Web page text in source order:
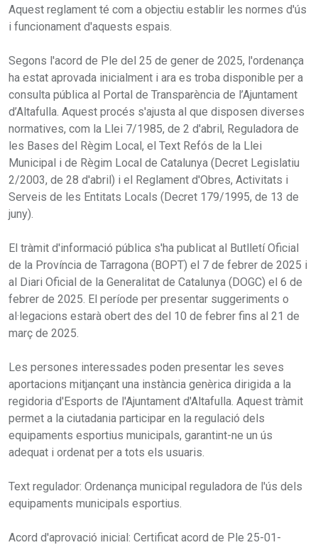
Aquest reglament té com a objectiu establir les normes d'ús
i funcionament d'aquests espais.
Segons l'acord de Ple del 25 de gener de 2025, l'ordenança
ha estat aprovada inicialment i ara es troba disponible per a
consulta pública al Portal de Transparència de l’Ajuntament
d’Altafulla. Aquest procés s'ajusta al que disposen diverses
normatives, com la Llei 7/1985, de 2 d'abril, Reguladora de
les Bases del Règim Local, el Text Refós de la Llei
Municipal i de Règim Local de Catalunya (Decret Legislatiu
2/2003, de 28 d'abril) i el Reglament d'Obres, Activitats i
Serveis de les Entitats Locals (Decret 179/1995, de 13 de
juny).
El tràmit d'informació pública s'ha publicat al Butlletí Oficial
de la Província de Tarragona (BOPT) el 7 de febrer de 2025 i
al Diari Oficial de la Generalitat de Catalunya (DOGC) el 6 de
febrer de 2025. El període per presentar suggeriments o
al·legacions estarà obert des del 10 de febrer fins al 21 de
març de 2025.
Les persones interessades poden presentar les seves
aportacions mitjançant una instància genèrica dirigida a la
regidoria d'Esports de l'Ajuntament d'Altafulla. Aquest tràmit
permet a la ciutadania participar en la regulació dels
equipaments esportius municipals, garantint-ne un ús
adequat i ordenat per a tots els usuaris.
Text regulador: Ordenança municipal reguladora de l'ús dels
equipaments municipals esportius.
Acord d'aprovació inicial: Certificat acord de Ple 25-01-